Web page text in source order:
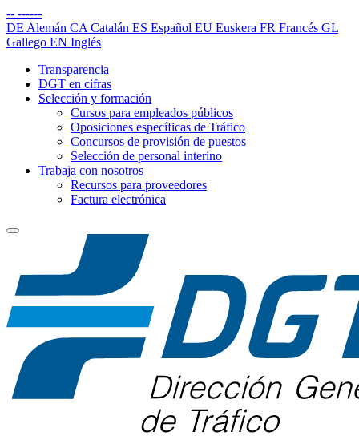
-- ------
DE Alemán CA Catalán ES Español EU Euskera FR Francés GL
Gallego EN Inglés
Transparencia
DGT en cifras
Selección y formación
Cursos para empleados públicos
Oposiciones específicas de Tráfico
Concursos de provisión de puestos
Selección de personal interino
Trabaja con nosotros
Recursos para proveedores
Factura electrónica